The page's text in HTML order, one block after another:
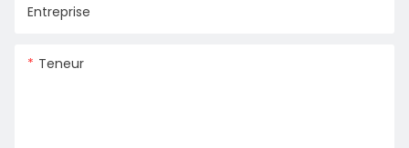
Entreprise
Teneur